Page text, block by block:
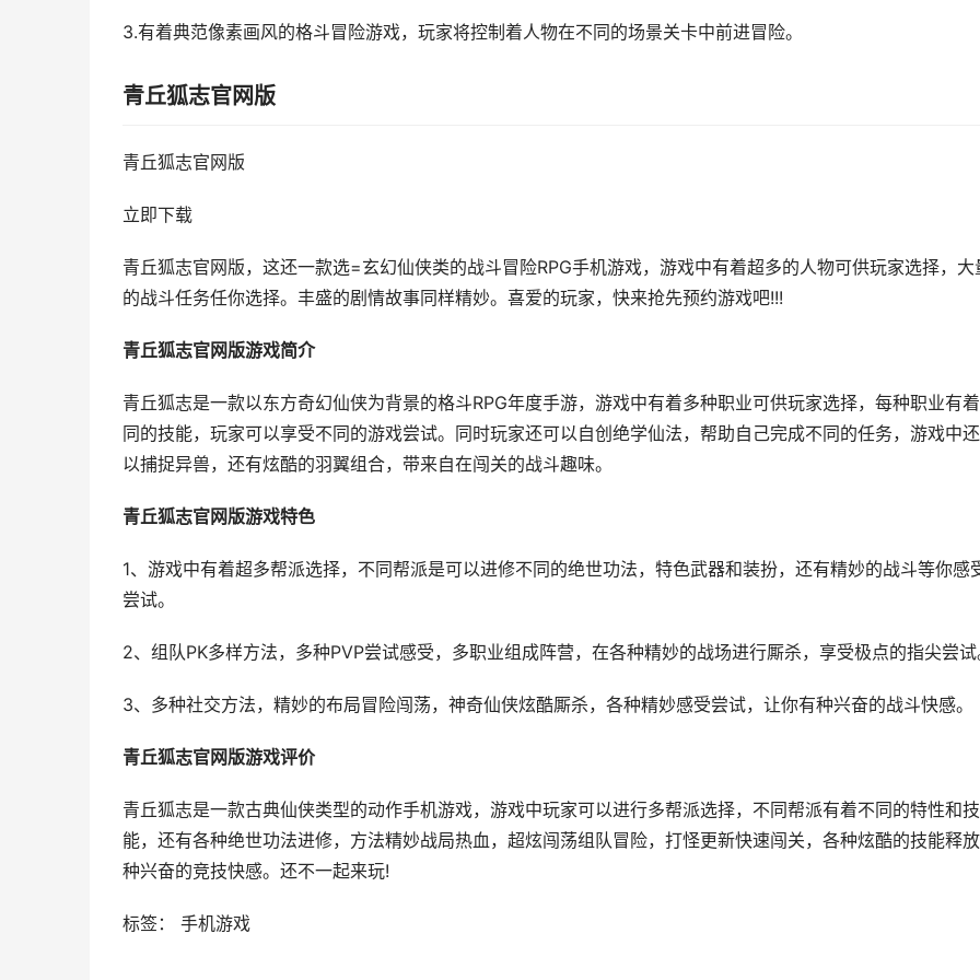
3.有着典范像素画风的格斗冒险游戏，玩家将控制着人物在不同的场景关卡中前进冒险。
青丘狐志官网版
青丘狐志官网版
立即下载
青丘狐志官网版，这还一款选=玄幻仙侠类的战斗冒险RPG手机游戏，游戏中有着超多的人物可供玩家选择，大
的战斗任务任你选择。丰盛的剧情故事同样精妙。喜爱的玩家，快来抢先预约游戏吧!!!
青丘狐志官网版游戏简介
青丘狐志是一款以东方奇幻仙侠为背景的格斗RPG年度手游，游戏中有着多种职业可供玩家选择，每种职业有
同的技能，玩家可以享受不同的游戏尝试。同时玩家还可以自创绝学仙法，帮助自己完成不同的任务，游戏中
以捕捉异兽，还有炫酷的羽翼组合，带来自在闯关的战斗趣味。
青丘狐志官网版游戏特色
1、游戏中有着超多帮派选择，不同帮派是可以进修不同的绝世功法，特色武器和装扮，还有精妙的战斗等你感
尝试。
2、组队PK多样方法，多种PVP尝试感受，多职业组成阵营，在各种精妙的战场进行厮杀，享受极点的指尖尝试
3、多种社交方法，精妙的布局冒险闯荡，神奇仙侠炫酷厮杀，各种精妙感受尝试，让你有种兴奋的战斗快感。
青丘狐志官网版游戏评价
青丘狐志是一款古典仙侠类型的动作手机游戏，游戏中玩家可以进行多帮派选择，不同帮派有着不同的特性和技
能，还有各种绝世功法进修，方法精妙战局热血，超炫闯荡组队冒险，打怪更新快速闯关，各种炫酷的技能释
种兴奋的竞技快感。还不一起来玩!
标签： 手机游戏